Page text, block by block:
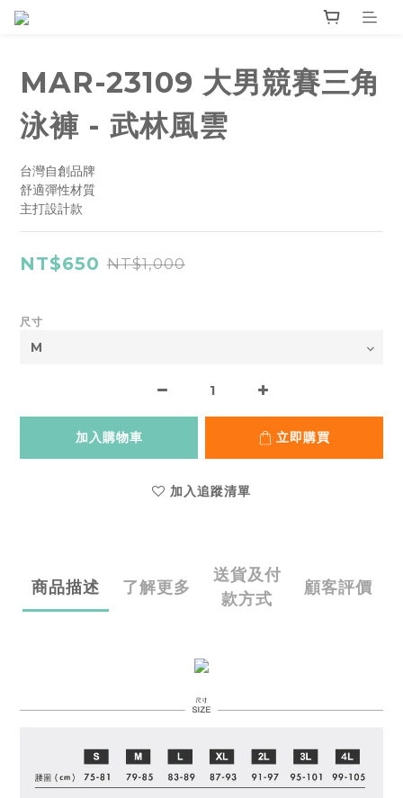
MAR-23109 大男競賽三角
泳褲 - 武林風雲
台灣自創品牌
舒適彈性材質
主打設計款
NT$650 NT$1,000
尺寸
加入購物車 立即購買
加入追蹤清單
商品描述 了解更多
送貨及付
款方式
顧客評價